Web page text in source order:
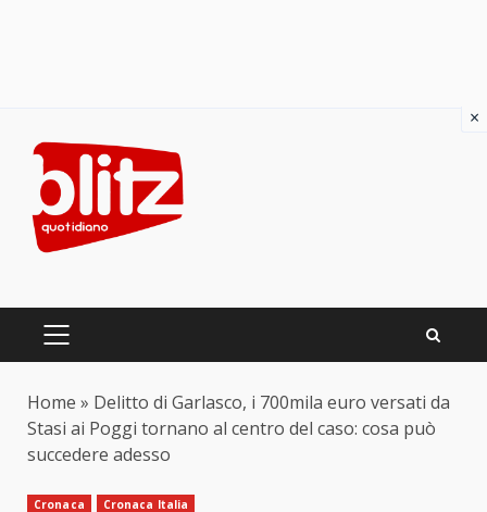
content
PRIMARY
Home » Delitto di Garlasco, i 700mila euro versati da
Stasi ai Poggi tornano al centro del caso: cosa può
succedere adesso
Cronaca Cronaca Italia
×